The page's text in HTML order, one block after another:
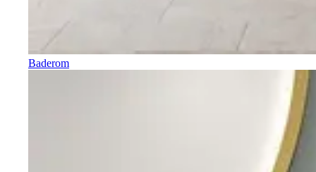
Baderom